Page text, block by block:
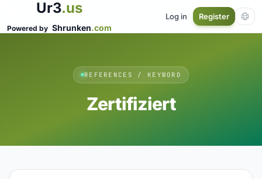
Ur3.us
Powered by Shrunken.com
Log in Register
REFERENCES / KEYWORD
Zertifiziert